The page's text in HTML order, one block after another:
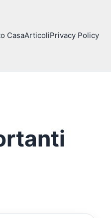
CasaArticoliPrivacy Policy